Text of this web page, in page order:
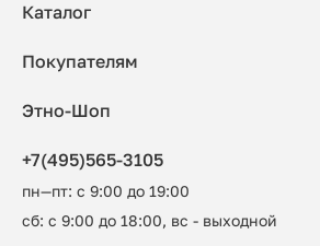
Каталог
Покупателям
Этно-Шоп
+7(495)565-3105
пн—пт: с 9:00 до 19:00
сб: с 9:00 до 18:00, вс - выходной